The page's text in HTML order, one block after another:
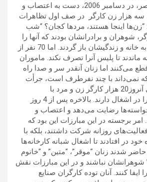
نساجی “محله” در مصر، در دسامبر 2006، دست به اعتصاب و
سه هزار زن کارگر در صف اول تظاهرات
“زن‌ها اینجا هستند، مردها کجان؟ “شب
شوهران و برادرانشان بودند که آنها را
دعوت می کردند که به خانه و زندگیشان باز گردند. اما 70 نفر از
ماندند تا پلیس آنرا تصرف نکند. ماموران
می‌کنند اما زنان آنقدر سر و صدا راه
نمی‌داند با چند نفرطرف است، جرأت
حمله نمی‌کند. فردای آنروز20 هزار کارگر زن و مرد با
بچه‌هایشان کارخانه را در اشغال دارند. بالاخره پس از 4 روز
رضایت می‌دهد و اعتصاب و
برجسته در این مبارزات این بود که
فعالیت‌های روزانه شرکت داشتند، بلکه با
خود در افتادند تا اشغال شبانه کارخانه‌ها
شدند زنان “موقر”، “متین” و “خانوم
شوهرانشان نباشند و در این مبارزات نقش
ایفا کنند. آنان توده کارگران صنایع